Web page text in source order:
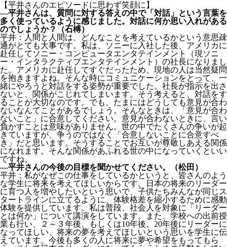
【平井さんのエピソードに思わず笑顔に】
―平井さんは、質問に対する答えの中で「対話」という言葉を
多く使っているように感じました。対話に何か思い入れがある
のでしょうか？（石榑）
平井：人間と人間は、どんなことを考えているかという意思疎
通がとても大事です。私は、ソニーに入社した後、アメリカに
赴任してソニー・コンピュータエンタテインメント（現ソニ
ー・インタラクティブエンタテインメント）の社長になりまし
た。アメリカに赴任してすぐだったため、現地の人は当然疑問
を抱きますよね。そんな時にコミュニケーションをとって、一
緒にやろうと対話をする姿勢が重要でした。社長が指示を出さ
ないと、関係がこじれてしまいます。そう考えると、対話をす
ることが大切なのです。でも、たまにはどうしても意見が合わ
ないなんてことがあるでしょう。そんなときは、「意見が合わ
ないこと」に合意してください。意見が合わないときに、言い
負かすことは意味がありません。世の中でたくさんの争いが起
きていますが、争うのではなく「合意しないことに合意すべ
き」だと思います。そうすることでお互いが尊敬しあえる関係
になれます。そんな関係があふれる世の中になっていくといい
ですね。
―平井さんの今後の目標を聞かせてください。（松田）
平井：私がなぜこの仕事をしているかというと、皆さんのよう
な学生に将来を考えてほしいからです。日本の将来のリーダー
に育つ人を増やしたいという思いで、子供たちみんなが同じス
タートラインに立てるように、体験格差を縮小するために感動
体験を提供しています。私は普段、社会人を対象に「リーダー
とは何か」について講演をしています。また、学校への出前授
業も行い、２～３年後、もしくは10年後、20年後にリーダーに
なってほしい、将来の夢を考えてほしいという思いを学生に伝
えています。今後も多くの人に将来に夢や希望をもってもら